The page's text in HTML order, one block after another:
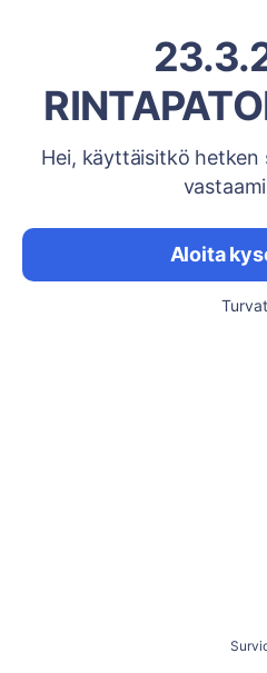
Hei, käyttäisitkö hetken
Aloita